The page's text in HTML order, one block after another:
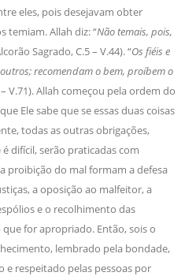
eles, pois desejavam obter
temiam. Allah diz: “Não temais, pois,
Sagrado, C.5 – V.44). “Os fiéis e
recomendam o bem, proíbem o
V.71). Allah começou pela ordem do
Ele sabe que se essas duas coisas
todas as outras obrigações,
difícil, serão praticadas com
proibição do mal formam a defesa
a oposição ao malfeitor, a
e o recolhimento das
for apropriado. Então, sois o
lembrado pela bondade,
respeitado pelas pessoas por